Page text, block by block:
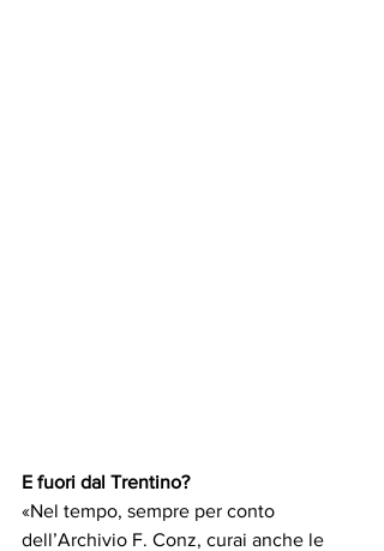
E fuori dal Trentino?
«Nel tempo, sempre per conto
dell’Archivio F. Conz, curai anche le